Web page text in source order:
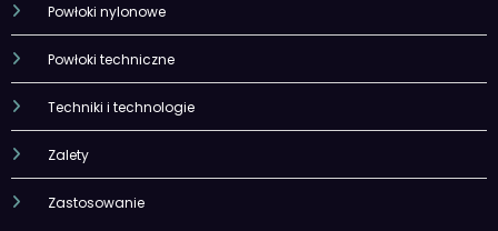
Powłoki nylonowe
Powłoki techniczne
Techniki i technologie
Zalety
Zastosowanie